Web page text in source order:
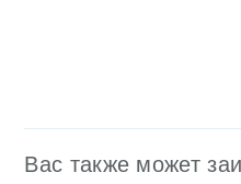
Вас также может